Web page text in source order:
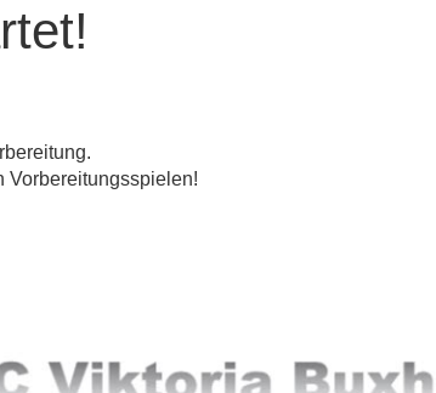
Vorbereitungsspielen!